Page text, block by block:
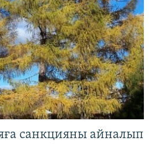
санкцияны айналып